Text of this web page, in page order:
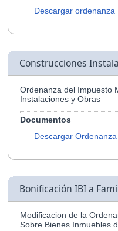
Descargar ordenanza
Construcciones
Ordenanza del Impuesto
Instalaciones y Obras
Documentos
Descargar Ordenanza
Bonificación IBI a
Modificacion de la
Sobre Bienes Inmuebles